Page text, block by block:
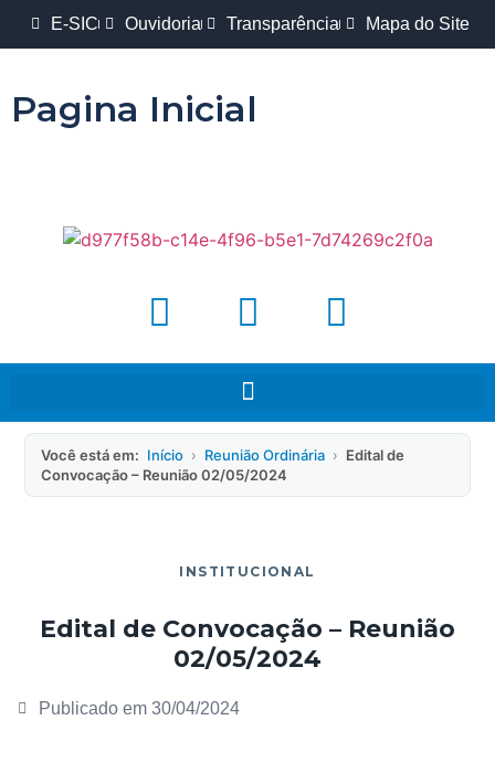
E-SIC Ouvidoria Transparência Mapa do Site
Pagina Inicial
Você está em: Início › Reunião Ordinária › Edital de
Convocação – Reunião 02/05/2024
INSTITUCIONAL
Edital de Convocação – Reunião
02/05/2024
Publicado em 30/04/2024